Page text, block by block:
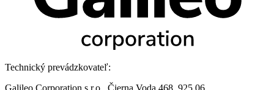
Technický prevádzkovateľ:
Galileo Corporation s.r.o., Čierna Voda 468, 925 06